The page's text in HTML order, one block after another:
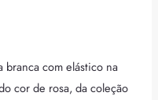
branca com elástico na
cor de rosa, da coleção